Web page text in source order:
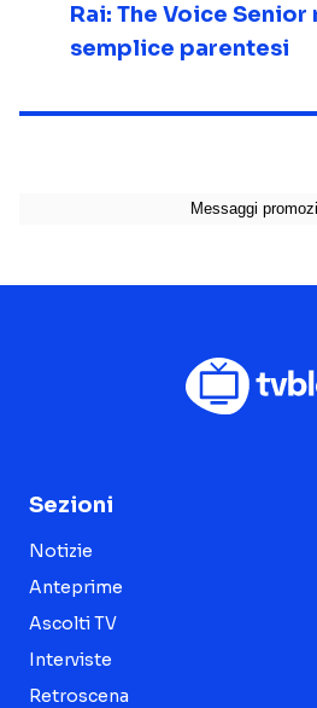
Rai: The Voice Senior
semplice parentesi
Sezioni
Notizie
Anteprime
Ascolti TV
Interviste
Retroscena